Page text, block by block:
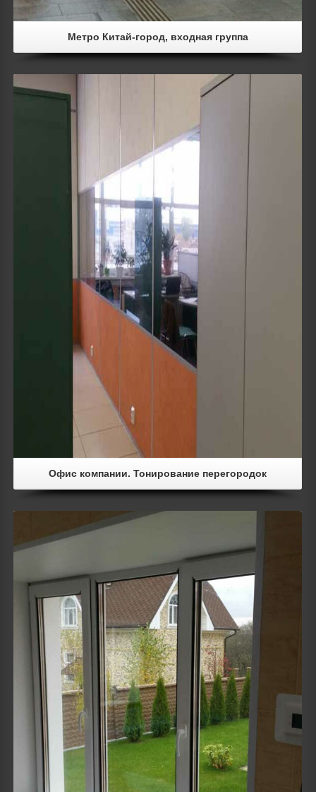
Метро Китай-город, входная группа
Details
Офис компании. Тонирование перегородок
Details